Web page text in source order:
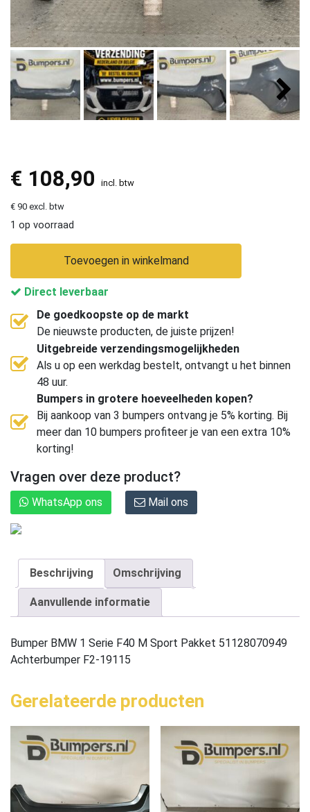
€ 108,90 incl. btw
€ 90 excl. btw
1 op voorraad
Toevoegen in winkelmand
Direct leverbaar
De goedkoopste op de markt
De nieuwste producten, de juiste prijzen!
Uitgebreide verzendingsmogelijkheden
Als u op een werkdag bestelt, ontvangt u het binnen
48 uur.
Bumpers in grotere hoeveelheden kopen?
Bij aankoop van 3 bumpers ontvang je 5% korting. Bij
meer dan 10 bumpers profiteer je van een extra 10%
korting!
Vragen over deze product?
WhatsApp ons Mail ons
Beschrijving Omschrijving
Aanvullende informatie
Bumper BMW 1 Serie F40 M Sport Pakket 51128070949
Achterbumper F2-19115
Gerelateerde producten